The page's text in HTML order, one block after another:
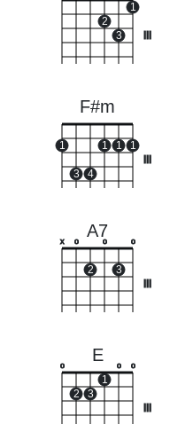
2
3
1
F#m
1
3 4
1 1 1
A7
x o
2
o
3
o
E
o
2 3
1
o o